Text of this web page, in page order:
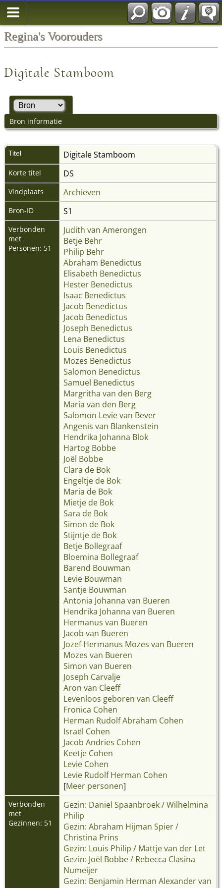
Regina's Voorouders
Digitale Stamboom
Bron informatie
Titel Digitale Stamboom
Korte titel DS
Vindplaats Archieven
Bron-ID S1
Verbonden
met
Personen: 51
Judith van Amerongen
Betje Behr
Philip Behr
Abraham Benedictus
Elisabeth Benedictus
Hester Benedictus
Isaac Benedictus
Jacob Benedictus
Jacob Benedictus
Joseph Benedictus
Lena Benedictus
Louis Benedictus
Mozes Benedictus
Salomon Benedictus
Samuel Benedictus
Margritha van den Berg
Maria van den Berg
Salomon Levie van Bever
Angenis van Blankenstein
Hendrika Johanna Blok
Hartog Bobbe
Joël Bobbe
Clara de Bok
Engeltje de Bok
Maria de Bok
Mietje de Bok
Sara de Bok
Simon de Bok
Stijntje de Bok
Betje Bollegraaf
Bloemina Bollegraaf
Barend Bouwman
Levie Bouwman
Santje Bouwman
Antonia Johanna van Bueren
Hendrika Johanna van Bueren
Hermanus van Bueren
Jacob van Bueren
Jozef Hermanus Mozes van Bueren
Mozes van Bueren
Simon van Bueren
Joseph Carvalje
Aron van Cleeff
Levenloos geboren van Cleeff
Fronica Cohen
Herman Rudolf Abraham Cohen
Israël Cohen
Jacob Andries Cohen
Keetje Cohen
Levie Cohen
Levie Rudolf Herman Cohen
[Meer personen]
Verbonden
met
Gezinnen: 51
Gezin: Daniel Spaanbroek / Wilhelmina
Philip
Gezin: Abraham Hijman Spier /
Christina Prins
Gezin: Louis Philip / Mattje van der Let
Gezin: Joël Bobbe / Rebecca Clasina
Numeijer
Gezin: Benjamin Herman Alexander van